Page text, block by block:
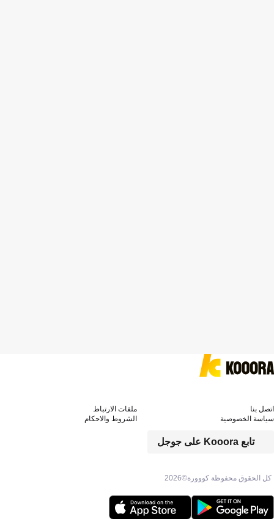
كل الحقوق محفوظة كووورة©2026
تابع Kooora على جوجل
اتصل بنا
ملفات الارتباط
سياسة الخصوصية
الشروط والاحكام